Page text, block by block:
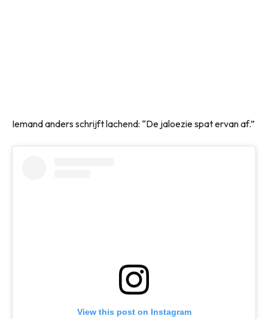
Iemand anders schrijft lachend: “De jaloezie spat ervan af.”
View this post on Instagram